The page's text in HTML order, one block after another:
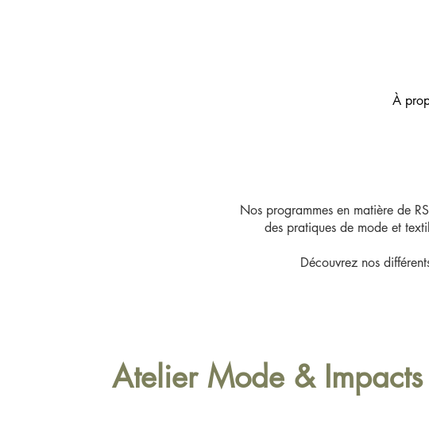
À
Nos programmes en matière de
des pratiques de mode et
Découvrez nos
Atelier Mode & Impacts